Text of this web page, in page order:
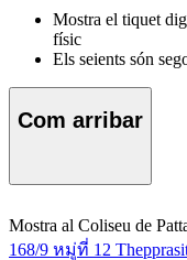
Mostra el tiquet
físic
Els seients són
Com arribar
Mostra al Coliseu de
168/9 หมู่ที่ 12